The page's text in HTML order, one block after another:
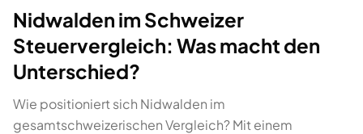
Nidwalden im Schweizer
Steuervergleich: Was macht den
Unterschied?
Wie positioniert sich Nidwalden im
gesamtschweizerischen Vergleich? Mit einem